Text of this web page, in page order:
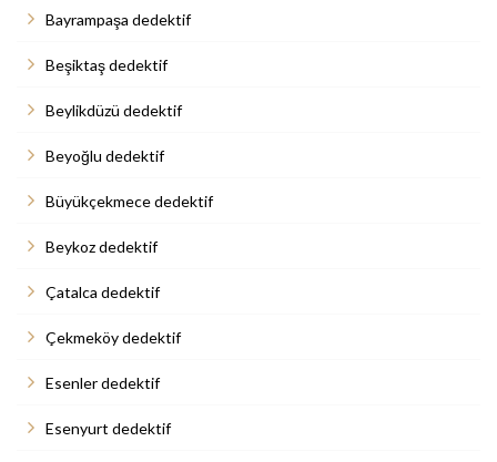
Bayrampaşa dedektif
Beşiktaş dedektif
Beylikdüzü dedektif
Beyoğlu dedektif
Büyükçekmece dedektif
Beykoz dedektif
Çatalca dedektif
Çekmeköy dedektif
Esenler dedektif
Esenyurt dedektif